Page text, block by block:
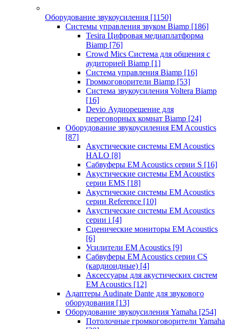
Оборудование звукоусиления [1150]
Системы управления звуком Biamp [186]
Tesira Цифровая медиаплатформа
Biamp [76]
Crowd Mics Система для общения с
аудиторией Biamp [1]
Система управления Biamp [16]
Громкоговорители Biamp [53]
Система звукоусиления Voltera Biamp
[16]
Devio Аудиорешение для
переговорных комнат Biamp [24]
Оборудование звукоусиления EM Acoustics
[87]
Акустические системы EM Acoustics
HALO [8]
Сабвуферы EM Acoustics серии S [16]
Акустические системы EM Acoustics
серии EMS [18]
Акустические системы EM Acoustics
серии Reference [10]
Акустические системы EM Acoustics
серии i [4]
Сценические мониторы EM Acoustics
[6]
Усилители EM Acoustics [9]
Сабвуферы EM Acoustics серии CS
(кардиоидные) [4]
Аксессуары для акустических систем
EM Acoustics [12]
Адаптеры Audinate Dante для звукового
оборудования [13]
Оборудование звукоусиления Yamaha [254]
Потолочные громкоговорители Yamaha